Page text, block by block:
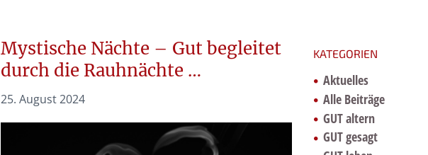
Mystische Nächte – Gut begleitet
durch die Rauhnächte …
25. August 2024
KATEGORIEN
Aktuelles
Alle Beiträge
GUT altern
GUT gesagt